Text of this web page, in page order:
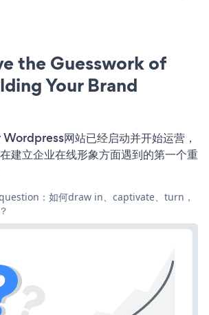
the Guesswork of
Your Brand
网站已经启动并开始运营，
建立企业在线形象方面遇到的第一个重
：如何draw in、captivate、turn，